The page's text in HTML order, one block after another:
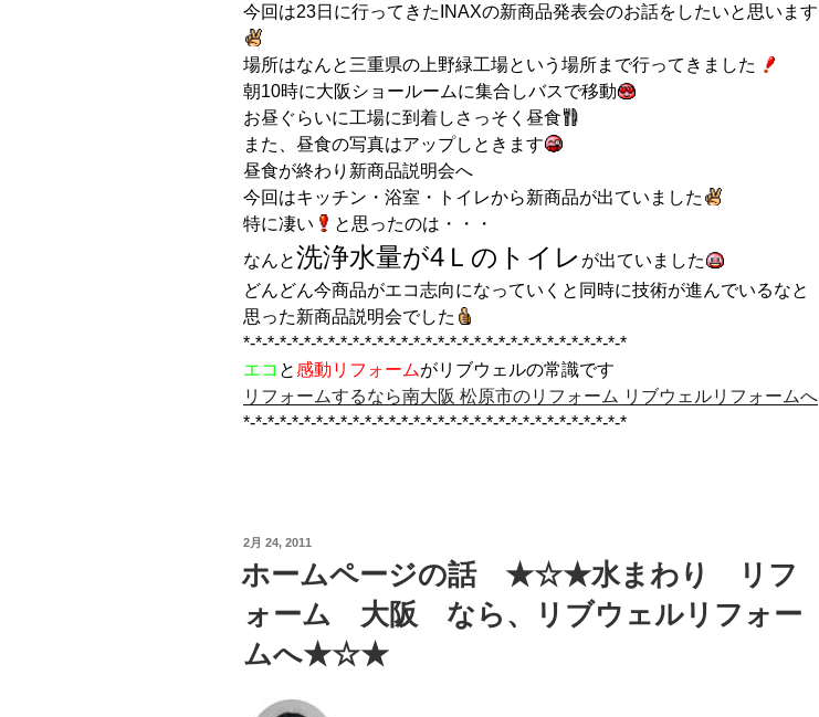
今回は23日に行ってきたINAXの新商品発表会のお話をしたいと思います
場所はなんと三重県の上野緑工場という場所まで行ってきました
朝10時に大阪ショールームに集合しバスで移動
お昼ぐらいに工場に到着しさっそく昼食
また、昼食の写真はアップしときます
昼食が終わり新商品説明会へ
今回はキッチン・浴室・トイレから新商品が出ていました
特に凄い
と思ったのは・・・
なんと洗浄水量が4Ｌのトイレ が出ていました
どんどん今商品がエコ志向になっていくと同時に技術が進んでいるなと
思った新商品説明会でした
*-*-*-*-*-*-*-*-*-*-*-*-*-*-*-*-*-*-*-*-*-*-*-*-*-*-*-*-*-*-*-*
エコ と感動リフォームがリブウェルの常識です
リフォームするなら南大阪 松原市のリフォーム リブウェルリフォームへ
*-*-*-*-*-*-*-*-*-*-*-*-*-*-*-*-*-*-*-*-*-*-*-*-*-*-*-*-*-*-*-*
投
日:
2月 24, 2011
ホームページの話 ★☆★水まわり リフ
ォーム 大阪 なら、リブウェルリフォー
ムへ★☆★